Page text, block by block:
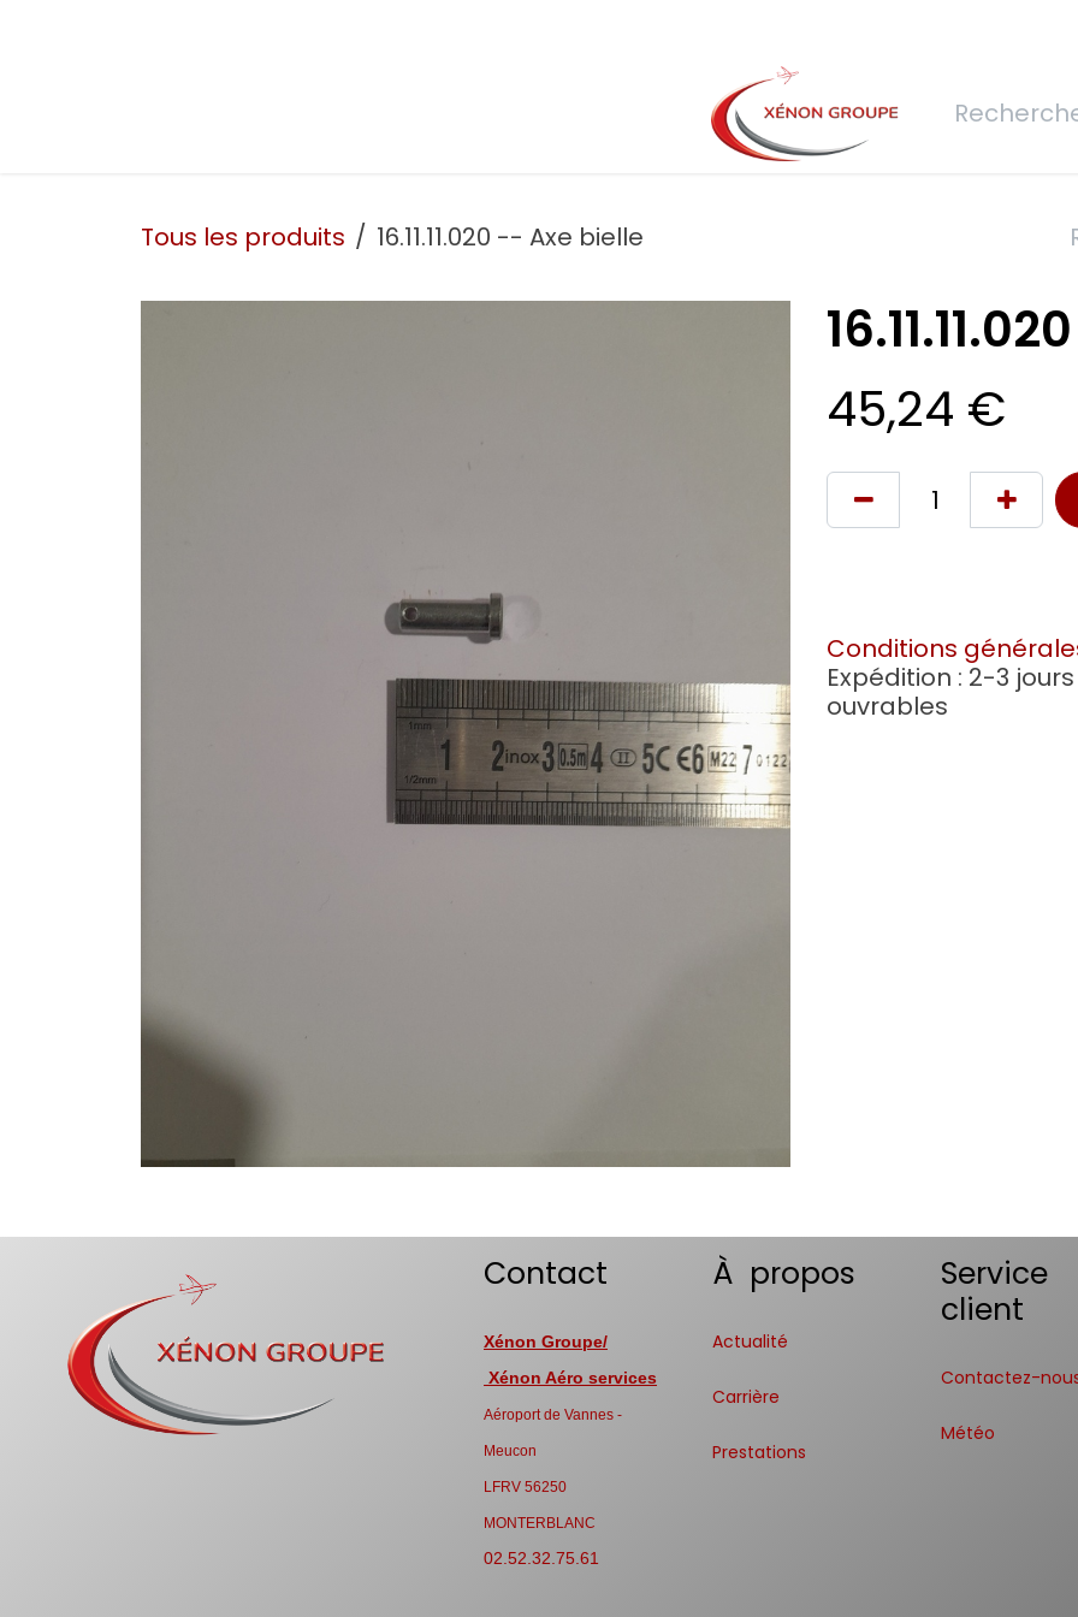
Demande de devis Connexion
Tous les produits 16.11.11.020 -- Axe bielle
45,24 €
Conditions
Expédition : 2-3 jours
ouvrables
Contact
Xénon Groupe/
Xénon Aéro services
Aéroport de Vannes -
Meucon
LFRV 56250
MONTERBLANC
02.52.32.75.61
À propos
Actualité
Carrière
Prestations
Service
client
Contactez-
Météo